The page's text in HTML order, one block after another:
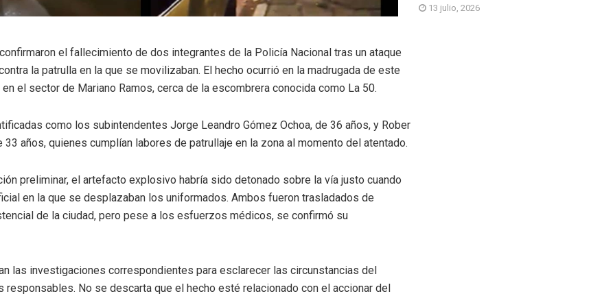
13 julio, 2026
el fallecimiento de dos integrantes de la Policía Nacional tras un ataque
la patrulla en la que se movilizaban. El hecho ocurrió en la madrugada de este
el sector de Mariano Ramos, cerca de la escombrera conocida como La 50.
como los subintendentes Jorge Leandro Gómez Ochoa, de 36 años, y Rober
años, quienes cumplían labores de patrullaje en la zona al momento del atentado.
preliminar, el artefacto explosivo habría sido detonado sobre la vía justo cuando
en la que se desplazaban los uniformados. Ambos fueron trasladados de
de la ciudad, pero pese a los esfuerzos médicos, se confirmó su
las investigaciones correspondientes para esclarecer las circunstancias del
responsables. No se descarta que el hecho esté relacionado con el accionar del